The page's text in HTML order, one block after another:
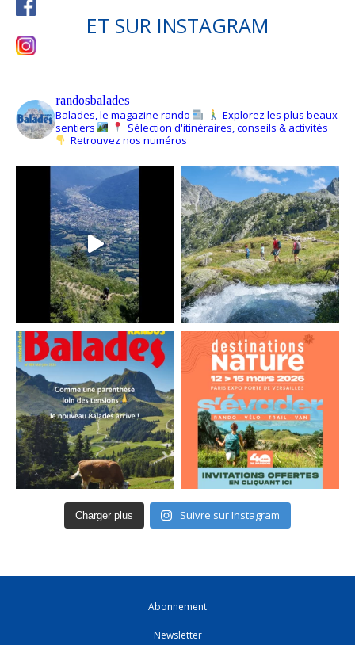
ET SUR INSTAGRAM
randosbalades
Balades, le magazine rando
Explorez les plus beaux
sentiers
Sélection d'itinéraires, conseils & activités
Retrouvez nos numéros
Charger plus Suivre sur Instagram
Abonnement
Newsletter